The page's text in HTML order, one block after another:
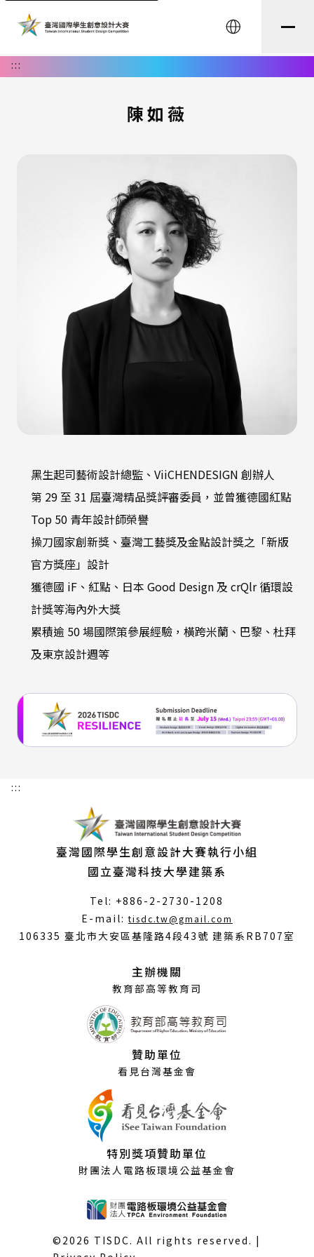
English
:::
陳如薇
黑生起司藝術設計總監、ViiCHENDESIGN 創辦人
第 29 至 31 屆臺灣精品獎評審委員，並曾獲德國紅點
Top 50 青年設計師榮譽
操刀國家創新獎、臺灣工藝獎及金點設計獎之「新版
官方獎座」設計
獲德國 iF、紅點、日本 Good Design 及 crQlr 循環設
計獎等海內外大獎
累積逾 50 場國際策參展經驗，橫跨米蘭、巴黎、杜拜
及東京設計週等
:::
臺灣國際學生創意設計大賽執行小組
國立臺灣科技大學建築系
Tel: +886-2-2730-1208
E-mail:tisdc.tw@gmail.com
開
106335 臺北市大安區基隆路4段43號 建築系RB707室
主辦機關
教育部高等教育司
贊助單位
看見台灣基金會
特別獎項贊助單位
財團法人電路板環境公益基金會
©2026 TISDC. All rights reserved. |